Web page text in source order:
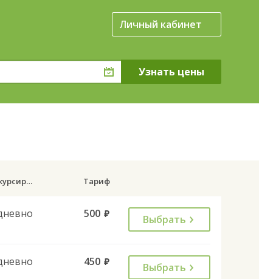
Личный кабинет
Дни курсирования Тариф
500 руб. Выбрать
450 руб. Выбрать